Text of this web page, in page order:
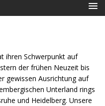
ihren Schwerpunkt auf
der frühen Neuzeit bis
gewissen Ausrichtung auf
Unterland rings
und Heidelberg. Unsere